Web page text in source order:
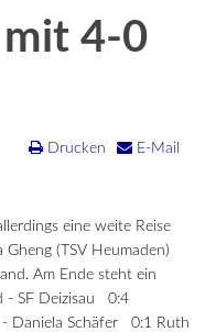
mit 4-0
Drucken E-Mail
eine weite Reise
(TSV Heumaden)
Am Ende steht ein
- SF Deizisau 0:4
Daniela Schäfer 0:1 Ruth